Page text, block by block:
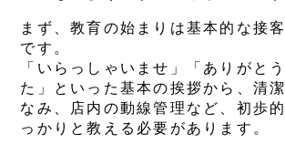
まず、教育の始まりは基本的な接
です。
「いらっしゃいませ」「ありがと
た」といった基本の挨拶から、清
なみ、店内の動線管理など、初歩
っかりと教える必要があります。